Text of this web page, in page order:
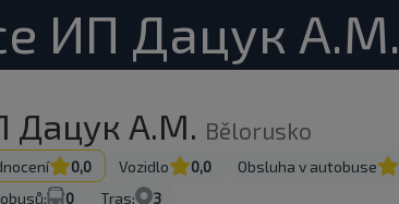
ИП Дацук А.М.
Дацук А.М. Bělorusko
0,0 Vozidlo 0,0 Obsluha v autobuse
0 Tras: 3